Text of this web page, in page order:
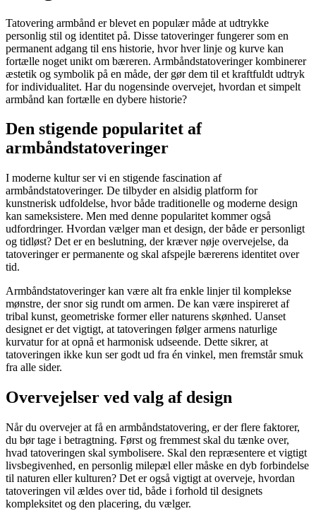
Tatovering armbånd er blevet en populær måde at udtrykke
personlig stil og identitet på. Disse tatoveringer fungerer som en
permanent adgang til ens historie, hvor hver linje og kurve kan
fortælle noget unikt om bæreren. Armbåndstatoveringer kombinerer
æstetik og symbolik på en måde, der gør dem til et kraftfuldt udtryk
for individualitet. Har du nogensinde overvejet, hvordan et simpelt
armbånd kan fortælle en dybere historie?
Den stigende popularitet af
armbåndstatoveringer
I moderne kultur ser vi en stigende fascination af
armbåndstatoveringer. De tilbyder en alsidig platform for
kunstnerisk udfoldelse, hvor både traditionelle og moderne design
kan sameksistere. Men med denne popularitet kommer også
udfordringer. Hvordan vælger man et design, der både er personligt
og tidløst? Det er en beslutning, der kræver nøje overvejelse, da
tatoveringer er permanente og skal afspejle bærerens identitet over
tid.
Armbåndstatoveringer kan være alt fra enkle linjer til komplekse
mønstre, der snor sig rundt om armen. De kan være inspireret af
tribal kunst, geometriske former eller naturens skønhed. Uanset
designet er det vigtigt, at tatoveringen følger armens naturlige
kurvatur for at opnå et harmonisk udseende. Dette sikrer, at
tatoveringen ikke kun ser godt ud fra én vinkel, men fremstår smuk
fra alle sider.
Overvejelser ved valg af design
Når du overvejer at få en armbåndstatovering, er der flere faktorer,
du bør tage i betragtning. Først og fremmest skal du tænke over,
hvad tatoveringen skal symbolisere. Skal den repræsentere et vigtigt
livsbegivenhed, en personlig milepæl eller måske en dyb forbindelse
til naturen eller kulturen? Det er også vigtigt at overveje, hvordan
tatoveringen vil ældes over tid, både i forhold til designets
kompleksitet og den placering, du vælger.